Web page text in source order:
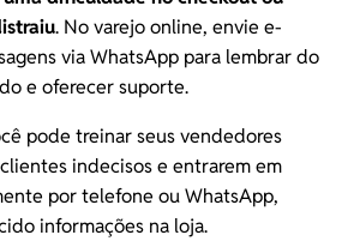
. No varejo online, envie e-
via WhatsApp para lembrar do
e oferecer suporte.
pode treinar seus vendedores
indecisos e entrarem em
por telefone ou WhatsApp,
informações na loja.